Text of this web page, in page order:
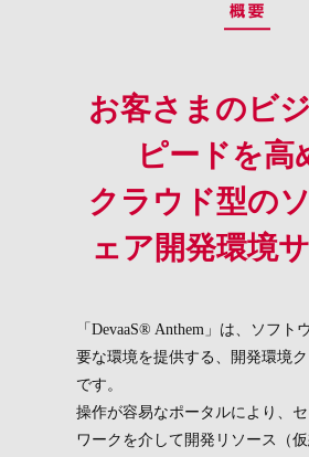
お客さまのビ
ピードを高
クラウド型の
ェア開発環境
「DevaaS® Anthem」は、ソフト
要な環境を提供する、開発環境
です。
操作が容易なポータルにより、
ワークを介して開発リソース（